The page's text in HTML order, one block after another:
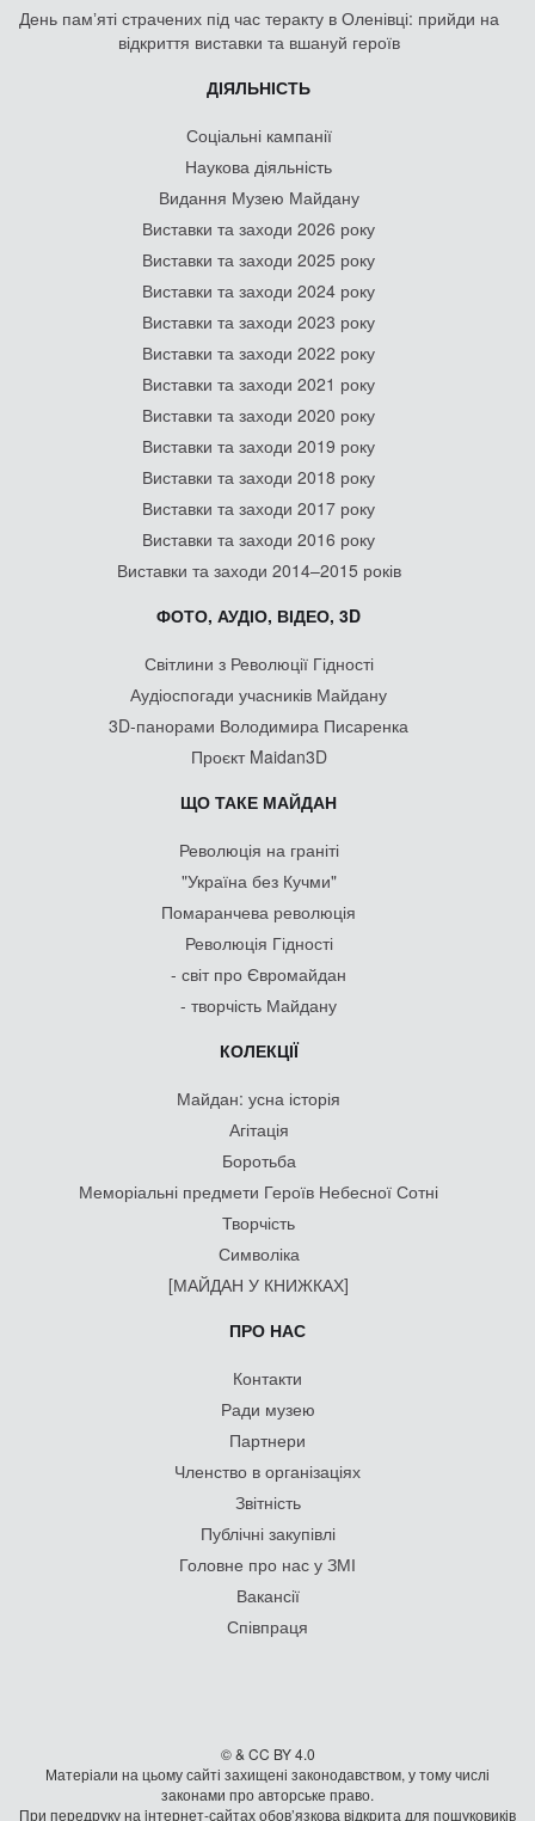
День памʼяті страчених під час теракту в Оленівці: прийди на
відкриття виставки та вшануй героїв
ДІЯЛЬНІСТЬ
Соціальні кампанії
Наукова діяльність
Видання Музею Майдану
Виставки та заходи 2026 року
Виставки та заходи 2025 року
Виставки та заходи 2024 року
Виставки та заходи 2023 року
Виставки та заходи 2022 року
Виставки та заходи 2021 року
Виставки та заходи 2020 року
Виставки та заходи 2019 року
Виставки та заходи 2018 року
Виставки та заходи 2017 року
Виставки та заходи 2016 року
Виставки та заходи 2014–2015 років
ФОТО, АУДІО, ВІДЕО, 3D
Світлини з Революції Гідності
Аудіоспогади учасників Майдану
3D-панорами Володимира Писаренка
Проєкт Maidan3D
ЩО ТАКЕ МАЙДАН
Революція на граніті
"Україна без Кучми"
Помаранчева революція
Революція Гідності
- світ про Євромайдан
- творчість Майдану
КОЛЕКЦІЇ
Майдан: усна історія
Агітація
Боротьба
Меморіальні предмети Героїв Небесної Сотні
Творчість
Символіка
[МАЙДАН У КНИЖКАХ]
ПРО НАС
Контакти
Ради музею
Партнери
Членство в організаціях
Звітність
Публічні закупівлі
Головне про нас у ЗМІ
Вакансії
Співпраця
© & CC BY 4.0
Матеріали на цьому сайті захищені законодавством, у тому числі
законами про авторське право.
При передруку на iнтернет-сайтах обов’язкова відкрита для пошуковиків